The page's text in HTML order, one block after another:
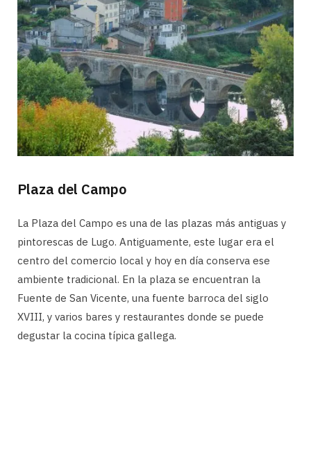
Plaza del Campo
La Plaza del Campo es una de las plazas más antiguas y
pintorescas de Lugo. Antiguamente, este lugar era el
centro del comercio local y hoy en día conserva ese
ambiente tradicional. En la plaza se encuentran la
Fuente de San Vicente, una fuente barroca del siglo
XVIII, y varios bares y restaurantes donde se puede
degustar la cocina típica gallega.